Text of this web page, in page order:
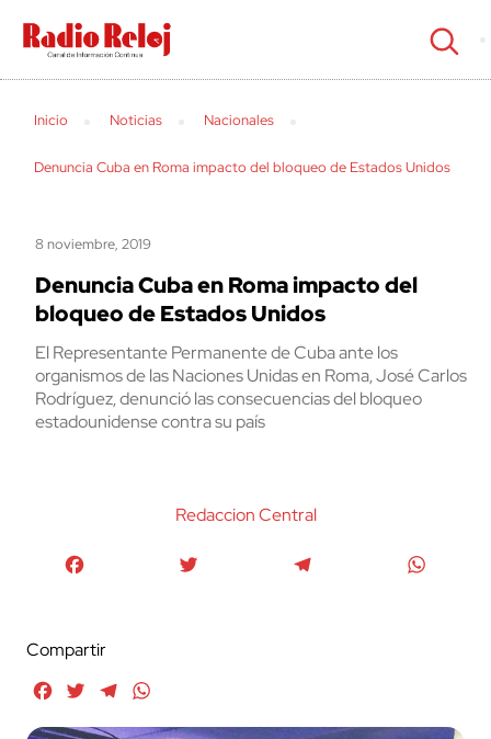
cerrar
Inicio Noticias Nacionales
Denuncia Cuba en Roma impacto del bloqueo de Estados Unidos
8 noviembre, 2019
Denuncia Cuba en Roma impacto del
bloqueo de Estados Unidos
El Representante Permanente de Cuba ante los
organismos de las Naciones Unidas en Roma, José Carlos
Rodríguez, denunció las consecuencias del bloqueo
estadounidense contra su país
Redaccion Central
Compartir
FacebookTwitterTelegram